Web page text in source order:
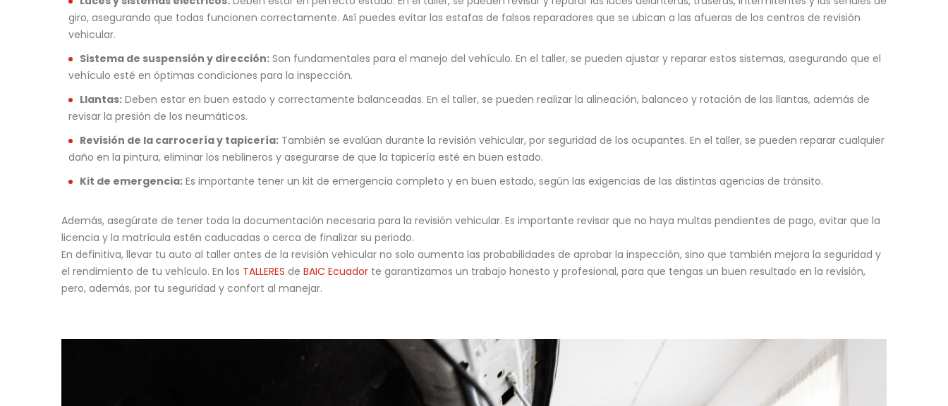
giro, asegurando que todas funcionen correctamente. Así puedes evitar las estafas de falsos reparadores que se ubican a las afueras de los centros de revisión
vehicular.
Sistema de suspensión y dirección: Son fundamentales para el manejo del vehículo. En el taller, se pueden ajustar y reparar estos sistemas, asegurando que el
vehículo esté en óptimas condiciones para la inspección.
Llantas: Deben estar en buen estado y correctamente balanceadas. En el taller, se pueden realizar la alineación, balanceo y rotación de las llantas, además de
revisar la presión de los neumáticos.
Revisión de la carrocería y tapicería: También se evalúan durante la revisión vehicular, por seguridad de los ocupantes. En el taller, se pueden reparar cualquier
daño en la pintura, eliminar los neblineros y asegurarse de que la tapicería esté en buen estado.
Kit de emergencia: Es importante tener un kit de emergencia completo y en buen estado, según las exigencias de las distintas agencias de tránsito.
Además, asegúrate de tener toda la documentación necesaria para la revisión vehicular. Es importante revisar que no haya multas pendientes de pago, evitar que la
licencia y la matrícula estén caducadas o cerca de finalizar su periodo.
En definitiva, llevar tu auto al taller antes de la revisión vehicular no solo aumenta las probabilidades de aprobar la inspección, sino que también mejora la seguridad y
el rendimiento de tu vehículo. En los TALLERES de BAIC Ecuador te garantizamos un trabajo honesto y profesional, para que tengas un buen resultado en la revisión,
pero, además, por tu seguridad y confort al manejar.